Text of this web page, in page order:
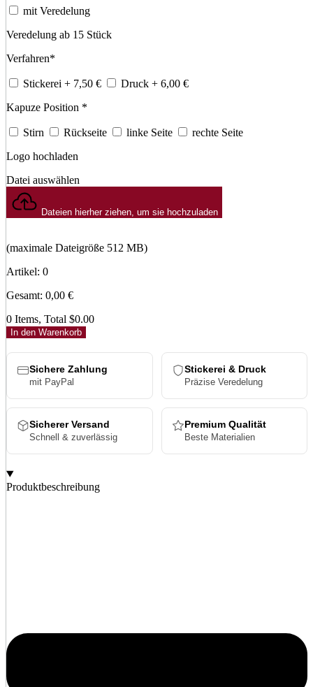
mit Veredelung
Veredelung ab 15 Stück
Verfahren*
Stickerei + 7,50 € Druck + 6,00 €
Kapuze Position *
Stirn Rückseite linke Seite
rechte Seite
Logo hochladen
Datei auswählen
Dateien hierher ziehen, um sie hochzuladen
(maximale Dateigröße 512 MB)
Artikel: 0
Gesamt: 0,00 €
0 Items, Total $0.00
In den Warenkorb
Sichere Zahlung
mit PayPal
Stickerei & Druck
Präzise Veredelung
Sicherer Versand
Schnell & zuverlässig
Premium Qualität
Beste Materialien
Produktbeschreibung